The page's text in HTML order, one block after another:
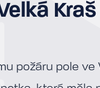
Kraš
požáru pole ve